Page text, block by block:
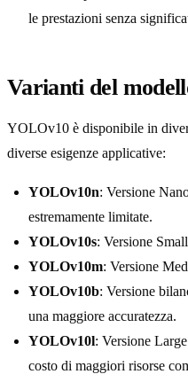
le prestazioni senza
Varianti del
YOLOv10 è disponibile in
diverse esigenze applicative:
YOLOv10n: Versione
estremamente limitate.
YOLOv10s: Versione
YOLOv10m: Versione
YOLOv10b: Versione
una maggiore accuratezza.
YOLOv10l: Versione
costo di maggiori risorse